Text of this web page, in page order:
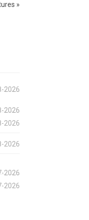
»
2026
2026
2026
2026
2026
2026